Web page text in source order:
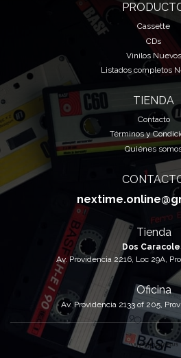
Cassette
CDs
Vinilos Nuevos
Listados completos
TIENDA
Contacto
Términos y
Quiénes
Tienda
Dos
Av. Providencia 2216, Loc 29A,
Oficina
Av. Providencia 2133 of 205,